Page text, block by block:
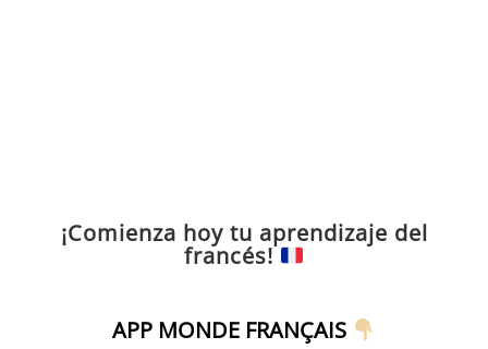
¡Comienza hoy tu aprendizaje del
francés!
APP MONDE FRANÇAIS